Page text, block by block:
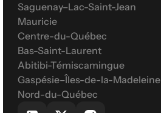
Saguenay–Lac-Saint-Jean
Mauricie
Centre-du-Québec
Bas-Saint-Laurent
Abitibi-Témiscamingue
Gaspésie–Îles-de-la-Madeleine
Nord-du-Québec